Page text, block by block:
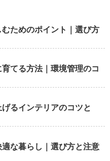
ためのポイント｜選び方
てる方法｜環境管理のコ
るインテリアのコツと
な暮らし｜選び方と注意